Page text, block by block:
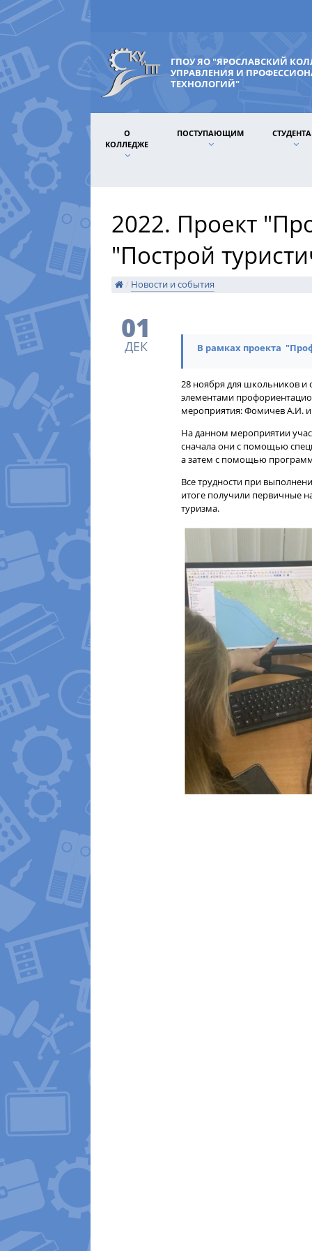
ГПОУ ЯО "ЯРОСЛАВСКИЙ
УПРАВЛЕНИЯ И
ТЕХНОЛОГИЙ"
О
КОЛЛЕДЖЕ
ПОСТУПАЮЩИМ
2022. Проект
"Построй
/ Новости и события
01
ДЕК В рамках проекта
28 ноября для школьников и
элементами
мероприятия: Фомичев А.И.
На данном мероприятии
сначала они с помощью
а затем с помощью
Все трудности при
итоге получили первичные
туризма.